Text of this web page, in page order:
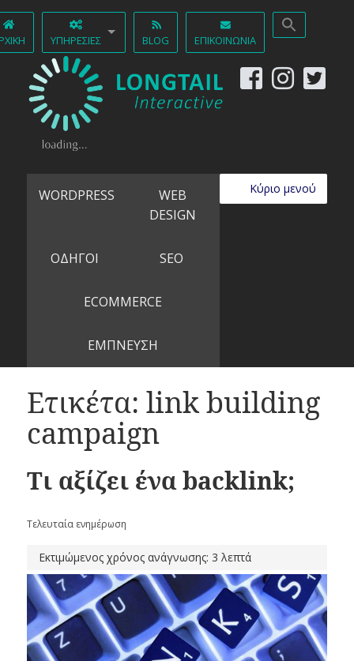
ΥΠΗΡΕΣΊΕΣ BLOG ΕΠΙΚΟΙΝΩΝΊΑ
Κύριο μενού
WORDPRESS
WEB
DESIGN
ΟΔΗΓΟΙ SEO
ECOMMERCE
ΕΜΠΝΕΥΣΗ
Ετικέτα: link building
campaign
Τι αξίζει ένα backlink;
Τελευταία ενημέρωση
Εκτιμώμενος χρόνος ανάγνωσης: 3 λεπτά